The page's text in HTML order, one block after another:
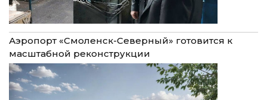
Аэропорт «Смоленск-Северный» готовится к
масштабной реконструкции